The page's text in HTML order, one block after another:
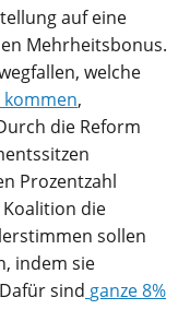
auf eine
Mehrheitsbonus.
welche
,
die Reform
Prozentzahl
die
sollen
indem sie
sind ganze 8%